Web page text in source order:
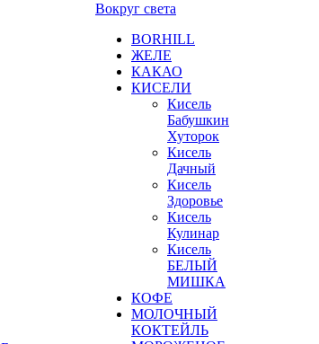
Вокруг света
BORHILL
ЖЕЛЕ
КАКАО
КИСЕЛИ
Кисель
Бабушкин
Хуторок
Кисель
Дачный
Кисель
Здоровье
Кисель
Кулинар
Кисель
БЕЛЫЙ
МИШКА
КОФЕ
МОЛОЧНЫЙ
КОКТЕЙЛЬ